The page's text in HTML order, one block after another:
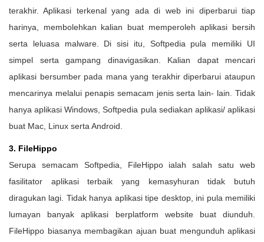
terakhir. Aplikasi terkenal yang ada di web ini diperbarui tiap
harinya, membolehkan kalian buat memperoleh aplikasi bersih
serta leluasa malware. Di sisi itu, Softpedia pula memiliki UI
simpel serta gampang dinavigasikan. Kalian dapat mencari
aplikasi bersumber pada mana yang terakhir diperbarui ataupun
mencarinya melalui penapis semacam jenis serta lain- lain. Tidak
hanya aplikasi Windows, Softpedia pula sediakan aplikasi/ aplikasi
buat Mac, Linux serta Android.
3. FileHippo
Serupa semacam Softpedia, FileHippo ialah salah satu web
fasilitator aplikasi terbaik yang kemasyhuran tidak butuh
diragukan lagi. Tidak hanya aplikasi tipe desktop, ini pula memiliki
lumayan banyak aplikasi berplatform website buat diunduh.
FileHippo biasanya membagikan ajuan buat mengunduh aplikasi